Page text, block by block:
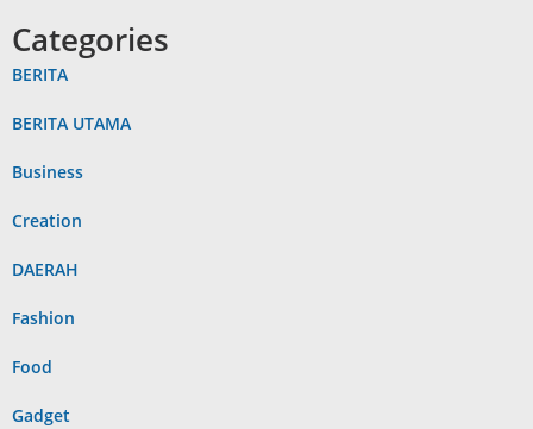
Categories
BERITA
BERITA UTAMA
Business
Creation
DAERAH
Fashion
Food
Gadget